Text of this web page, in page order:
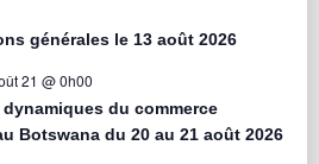
générales le 13 août 2026
21 @ 0h00
du commerce
Botswana du 20 au 21 août 2026